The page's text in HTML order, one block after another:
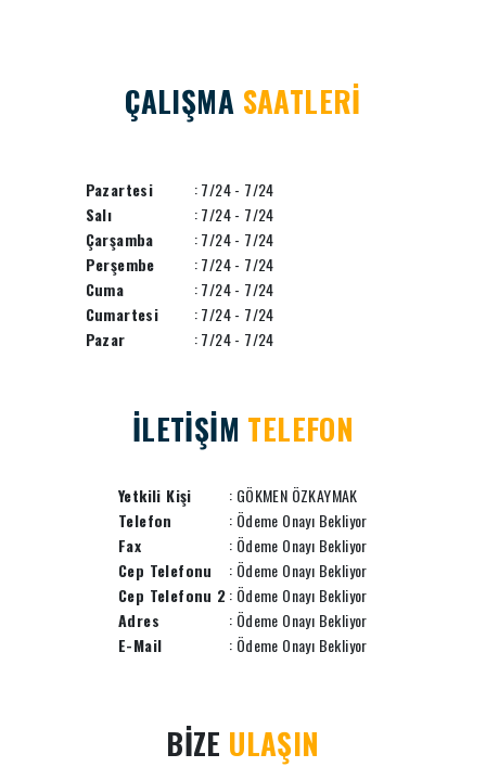
ÇALIŞMA SAATLERİ
Pazartesi
: 7/24 - 7/24
Salı
: 7/24 - 7/24
Çarşamba
: 7/24 - 7/24
Perşembe
: 7/24 - 7/24
Cuma
: 7/24 - 7/24
Cumartesi
: 7/24 - 7/24
Pazar
: 7/24 - 7/24
İLETİŞİM TELEFON
Yetkili Kişi
: GÖKMEN ÖZKAYMAK
Telefon
: Ödeme Onayı Bekliyor
Fax
: Ödeme Onayı Bekliyor
Cep Telefonu
: Ödeme Onayı Bekliyor
Cep Telefonu 2: Ödeme Onayı Bekliyor
Adres
: Ödeme Onayı Bekliyor
E-Mail
: Ödeme Onayı Bekliyor
BİZE ULAŞIN